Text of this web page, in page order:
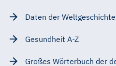
Daten der Weltgeschichte
Gesundheit A-Z
Großes Wörterbuch der